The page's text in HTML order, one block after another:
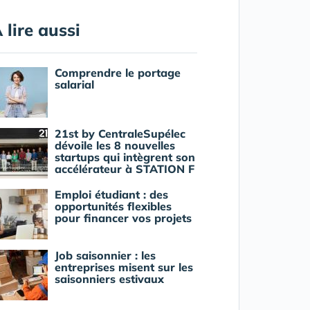
lire aussi
Comprendre le portage
salarial
21st by CentraleSupélec
dévoile les 8 nouvelles
startups qui intègrent son
accélérateur à STATION F
Emploi étudiant : des
opportunités flexibles
pour financer vos projets
Job saisonnier : les
entreprises misent sur les
saisonniers estivaux